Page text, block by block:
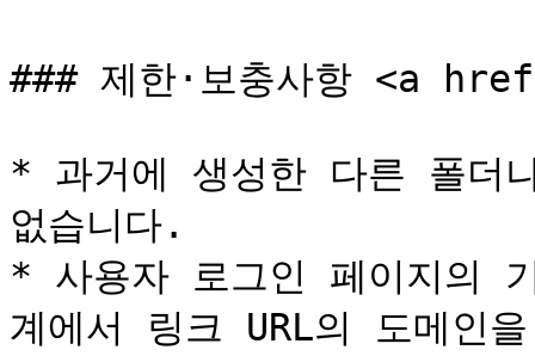
### 제한·보충사항 <a
* 과거에 생성한 다른 폴더
없습니다.
* 사용자 로그인 페이지의
계에서 링크 URL의 도메인